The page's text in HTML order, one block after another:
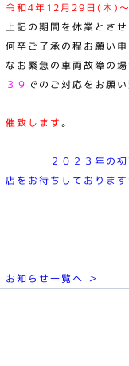
令和4年12月29日(木)
上記の期間を休業とさ
何卒ご了承の程お願い申
なお緊急の車両故障の場
３９ でのご対応をお願い
1月4日(水
催致します。
２０２３年の
店をお待ちしておりま
お知らせ一覧へ ＞